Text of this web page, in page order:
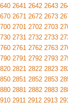
2641 2642 2643
2671 2672 2673
2701 2702 2703
2731 2732 2733
2761 2762 2763
2791 2792 2793
2821 2822 2823
2851 2852 2853
2881 2882 2883
2911 2912 2913